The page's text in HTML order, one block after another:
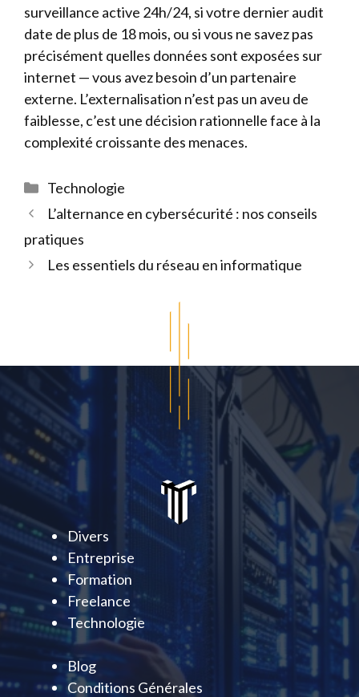
surveillance active 24h/24, si votre dernier audit
date de plus de 18 mois, ou si vous ne savez pas
précisément quelles données sont exposées sur
internet — vous avez besoin d’un partenaire
externe. L’externalisation n’est pas un aveu de
faiblesse, c’est une décision rationnelle face à la
complexité croissante des menaces.
Catégories
Technologie
L’alternance en cybersécurité : nos conseils
pratiques
Les essentiels du réseau en informatique
Divers
Entreprise
Formation
Freelance
Technologie
Blog
Conditions Générales